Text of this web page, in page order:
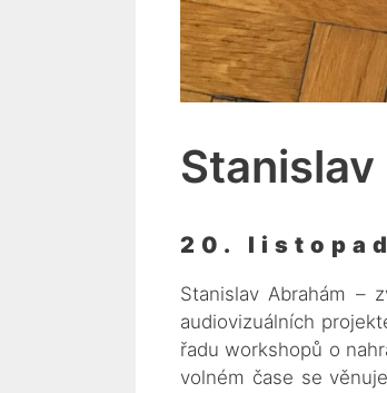
20.
Stanislav Abrahám –
audiovizuálních
řadu workshopů o
volném čase se